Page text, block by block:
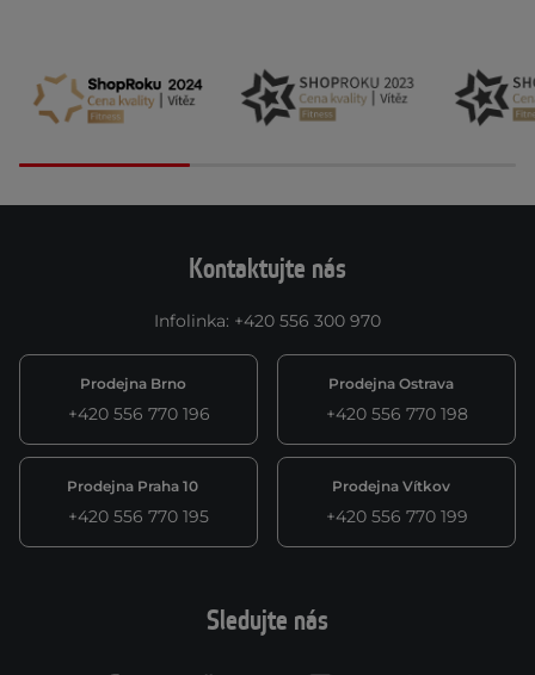
Kontaktujte nás
Infolinka: +420 556 300 970
Prodejna Brno
+420 556 770 196
Prodejna Ostrava
+420 556 770 198
Prodejna Praha 10
+420 556 770 195
Prodejna Vítkov
+420 556 770 199
Sledujte nás